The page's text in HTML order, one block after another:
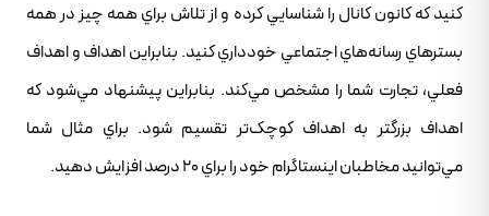
کنيد که کانون کانال را شناسايي کرده و از تلاش براي همه چيز در همه
بسترهاي رسانه‌هاي اجتماعي خودداري کنيد. بنابراين اهداف و اهداف
فعلي، تجارت شما را مشخص مي‌کند. بنابراين پيشنهاد مي‌شود که
اهداف بزرگتر به اهداف کوچک‌تر تقسيم شود. براي مثال شما
مي‌توانيد مخاطبان اينستاگرام خود را براي 20 درصد افزايش دهيد.